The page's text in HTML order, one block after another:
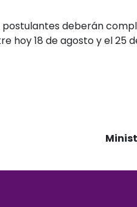
postulantes deberán
hoy 18 de agosto y el 25